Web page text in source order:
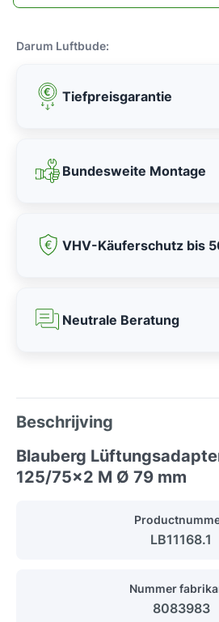
Darum Luftbude:
Tiefpreisgarantie
Bundesweite Montage
VHV-Käuferschutz bis
Neutrale Beratung
Beschrijving
Blauberg
125/75x2 M Ø 79 mm
LB11168.1
Nummer
8083983